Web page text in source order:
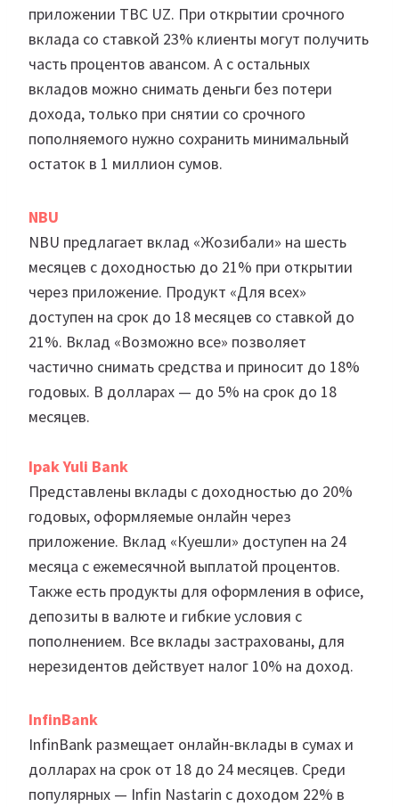
приложении TBC UZ. При открытии срочного
вклада со ставкой 23% клиенты могут получить
часть процентов авансом. А с остальных
вкладов можно снимать деньги без потери
дохода, только при снятии со срочного
пополняемого нужно сохранить минимальный
остаток в 1 миллион сумов.
NBU
NBU предлагает вклад «Жозибали» на шесть
месяцев с доходностью до 21% при открытии
через приложение. Продукт «Для всех»
доступен на срок до 18 месяцев со ставкой до
21%. Вклад «Возможно все» позволяет
частично снимать средства и приносит до 18%
годовых. В долларах — до 5% на срок до 18
месяцев.
Ipak Yuli Bank
Представлены вклады с доходностью до 20%
годовых, оформляемые онлайн через
приложение. Вклад «Куешли» доступен на 24
месяца с ежемесячной выплатой процентов.
Также есть продукты для оформления в офисе,
депозиты в валюте и гибкие условия с
пополнением. Все вклады застрахованы, для
нерезидентов действует налог 10% на доход.
InfinBank
InfinBank размещает онлайн-вклады в сумах и
долларах на срок от 18 до 24 месяцев. Среди
популярных — Infin Nastarin с доходом 22% в